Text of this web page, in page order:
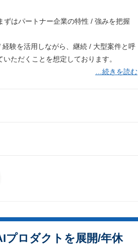
はパートナー企業の特性 / 強みを把握
験を活用しながら、継続 / 大型案件と呼
ただくことを想定しております。
…続きを読む
プロダクトを展開/年休